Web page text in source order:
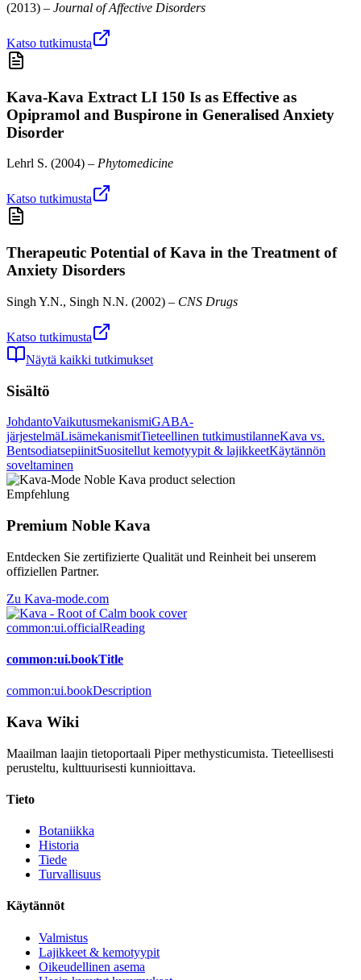
(2013) – Journal of Affective Disorders
Katso tutkimusta
Kava-Kava Extract LI 150 Is as Effective as
Opipramol and Buspirone in Generalised Anxiety
Disorder
Lehrl S. (2004) – Phytomedicine
Katso tutkimusta
Therapeutic Potential of Kava in the Treatment of
Anxiety Disorders
Singh Y.N., Singh N.N. (2002) – CNS Drugs
Katso tutkimusta
Näytä kaikki tutkimukset
Sisältö
JohdantoVaikutusmekanismiGABA-
järjestelmäLisämekanismitTieteellinen tutkimustilanneKava vs.
BentsodiatsepiinitSuositellut kemotyypit & lajikkeetKäytännön
soveltaminen
Empfehlung
Premium Noble Kava
Entdecken Sie zertifizierte Qualität und Reinheit bei unserem
offiziellen Partner.
Zu Kava-mode.com
common:ui.officialReading
common:ui.bookTitle
common:ui.bookDescription
Kava Wiki
Maailman laajin tietoportaali Piper methysticumista. Tieteellisesti
perusteltu, kulttuurisesti kunnioittava.
Tieto
Botaniikka
Historia
Tiede
Turvallisuus
Käytännöt
Valmistus
Lajikkeet & kemotyypit
Oikeudellinen asema